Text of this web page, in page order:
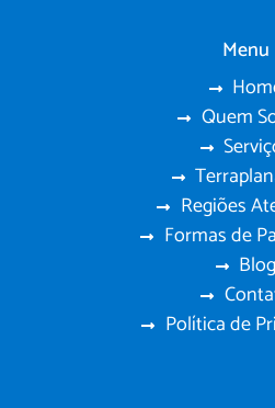
Menu
Quem
Regiões
Formas de
Blog
Política de